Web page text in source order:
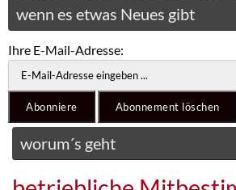
wenn es etwas Neues gibt
Ihre E-Mail-Adresse:
worum´s geht